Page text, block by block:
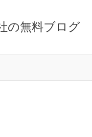
の無料ブログ